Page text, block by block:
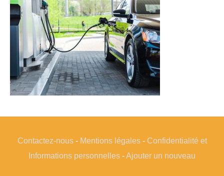
Contactez-nous- Mentions légales- Confidentialité et
Informations personnelles -Ajouter un nouveau